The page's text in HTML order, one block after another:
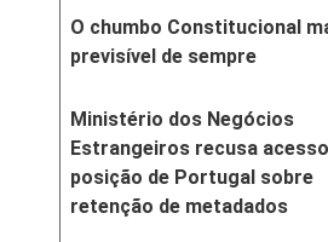
O chumbo Constitucional
previsível de sempre
Ministério dos Negócios
Estrangeiros recusa
posição de Portugal sobre
retenção de metadados